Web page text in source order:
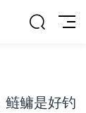
鲢鳙是好钓